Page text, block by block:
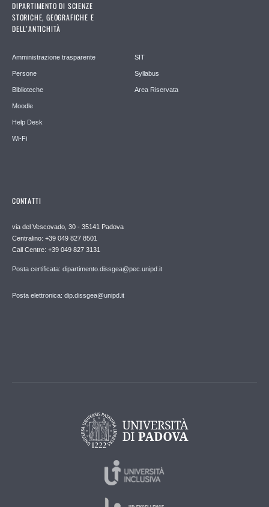
DIPARTIMENTO DI SCIENZE
STORICHE, GEOGRAFICHE E
DELL’ANTICHITÀ
Amministrazione trasparente
Persone
Biblioteche
Moodle
Help Desk
Wi-Fi
SIT
Syllabus
Area Riservata
CONTATTI
via del Vescovado, 30 - 35141 Padova
Centralino: +39 049 827 8501
Call Centre: +39 049 827 3131
Posta certificata: dipartimento.dissgea@pec.unipd.it
Posta elettronica: dip.dissgea@unipd.it